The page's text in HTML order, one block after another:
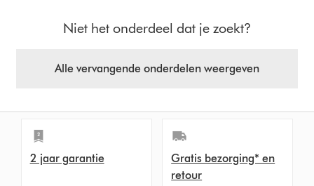
Niet het onderdeel dat je zoekt?
Alle vervangende onderdelen weergeven
2 jaar garantie
Gratis bezorging* en
retour